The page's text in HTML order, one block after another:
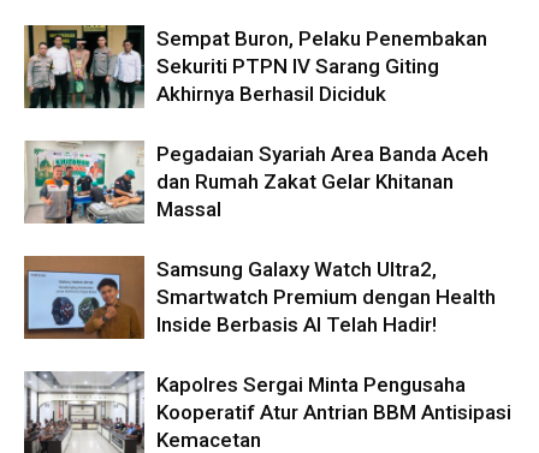
Sempat Buron, Pelaku Penembakan
Sekuriti PTPN IV Sarang Giting
Akhirnya Berhasil Diciduk
Pegadaian Syariah Area Banda Aceh
dan Rumah Zakat Gelar Khitanan
Massal
Samsung Galaxy Watch Ultra2,
Smartwatch Premium dengan Health
Inside Berbasis AI Telah Hadir!
Kapolres Sergai Minta Pengusaha
Kooperatif Atur Antrian BBM Antisipasi
Kemacetan